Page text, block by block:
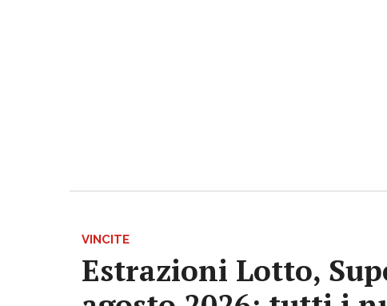
VINCITE
Estrazioni Lotto,